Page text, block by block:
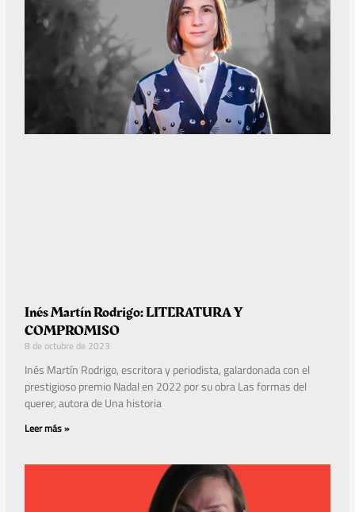
Inés Martín Rodrigo: LITERATURA Y
COMPROMISO
8 de octubre de 2023
Inés Martín Rodrigo, escritora y periodista, galardonada con el
prestigioso premio Nadal en 2022 por su obra Las formas del
querer, autora de Una historia
Leer más »